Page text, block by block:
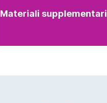
Materiali supplementari